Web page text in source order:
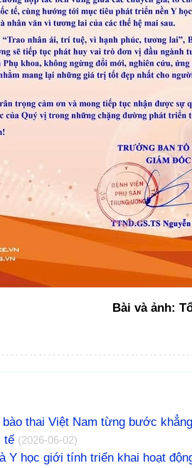
Bài và ảnh:
thai Việt Nam từng bước
tế (2026-06-02)
Y học giới tính triển khai hoạt